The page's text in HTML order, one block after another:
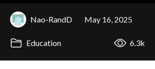
Nao-RandD May 16, 2025
Education 6.3k